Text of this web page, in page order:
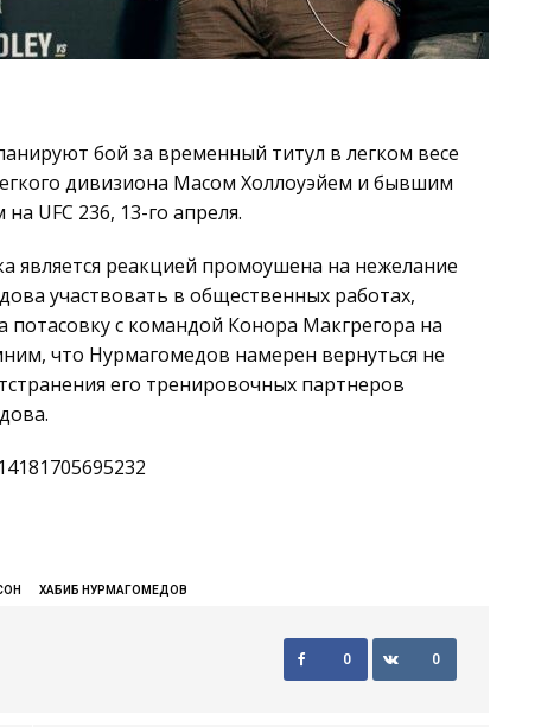
бой за временный титул в легком весе
дивизиона Масом Холлоуэйем и бывшим
UFC 236, 13-го апреля.
является реакцией промоушена на нежелание
участвовать в общественных работах,
потасовку с командой Конора Макгрегора на
что Нурмагомедов намерен вернуться не
его тренировочных партнеров
ХАБИБ НУРМАГОМЕДОВ
0 0